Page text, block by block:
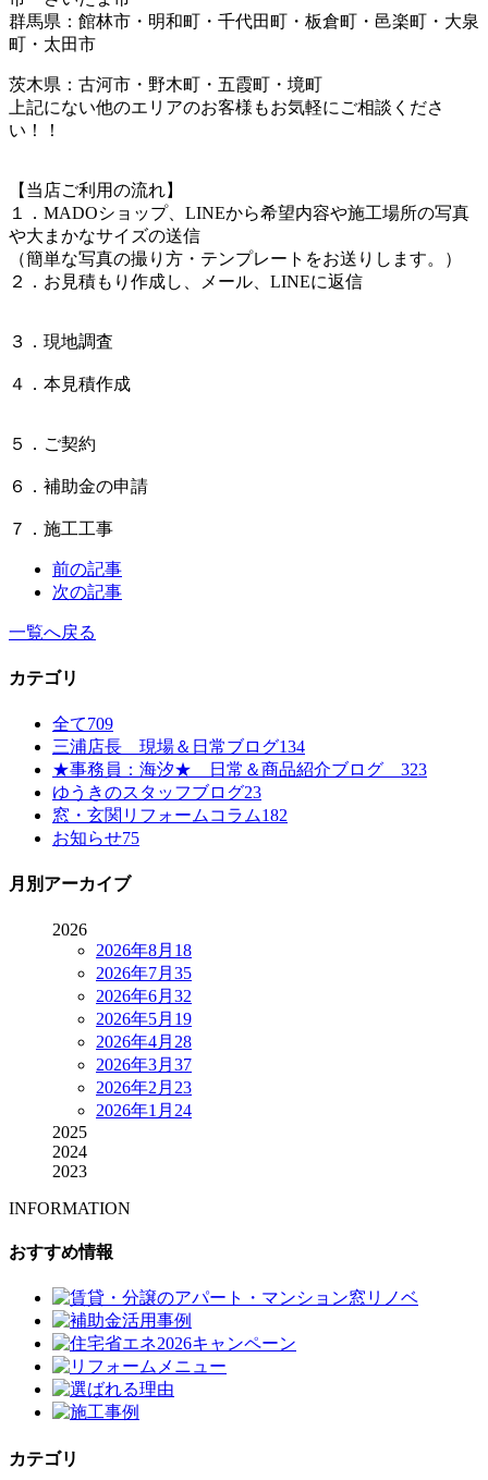
群馬県：館林市・明和町・千代田町・板倉町・邑楽町・大泉
町・太田市
茨木県：古河市・野木町・五霞町・境町
上記にない他のエリアのお客様もお気軽にご相談くださ
い！！
【当店ご利用の流れ】
１．MADOショップ、LINEから希望内容や施工場所の写真
や大まかなサイズの送信
（簡単な写真の撮り方・テンプレートをお送りします。）
２．お見積もり作成し、メール、LINEに返信
３．現地調査
４．本見積作成
５．ご契約
６．補助金の申請
７．施工工事
前の記事
次の記事
一覧へ戻る
カテゴリ
全て709
三浦店長 現場＆日常ブログ134
★事務員：海汐★ 日常＆商品紹介ブログ 323
ゆうきのスタッフブログ23
窓・玄関リフォームコラム182
お知らせ75
月別アーカイブ
2026
2026年8月 18
2026年7月 35
2026年6月 32
2026年5月 19
2026年4月 28
2026年3月 37
2026年2月 23
2026年1月 24
2025
2024
2023
INFORMATION
おすすめ情報
カテゴリ